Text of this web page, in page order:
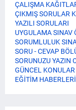
ÇALIŞMA
ÇIKMIŞ SORULAR
YAZILI SORULARI
UYGULAMA SINAV
SORUMLULUK
SORU - CEVAP
SORUNUZU YAZIN
GÜNCEL KONULAR
EĞİTİM HABERLERİ